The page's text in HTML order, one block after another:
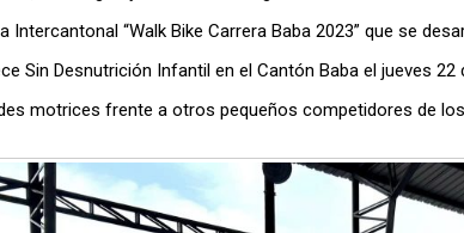
Intercantonal “Walk Bike Carrera Baba 2023” que se
Sin Desnutrición Infantil en el Cantón Baba el jueves
motrices frente a otros pequeños competidores de